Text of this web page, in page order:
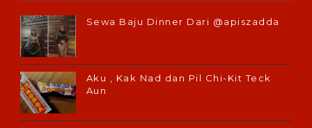
Sewa Baju Dinner Dari @apiszadda
Aku , Kak Nad dan Pil Chi-Kit Teck
Aun